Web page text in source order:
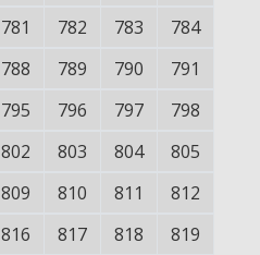
781 782 783
784
788 789 790
791
795 796 797
798
802 803 804
805
809 810 811
812
816 817 818 819